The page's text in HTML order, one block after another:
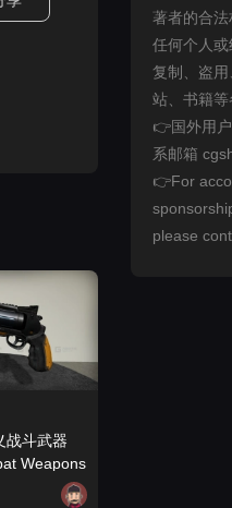
战斗武器
Weapons
著者的合法
任何个人
复制、盗
站、书籍等
👉国外用
系邮箱
👉For
please